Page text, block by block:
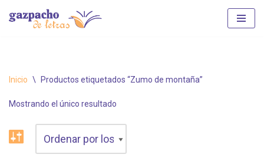
Inicio \ Productos etiquetados “Zumo de montaña”
Mostrando el único resultado